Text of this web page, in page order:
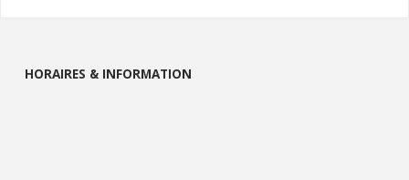
HORAIRES & INFORMATION